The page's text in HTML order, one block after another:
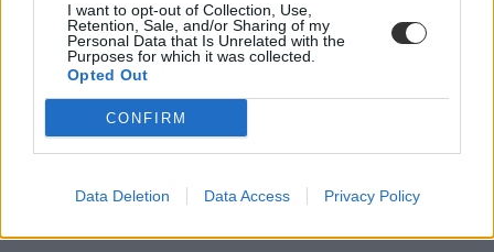
I want to opt-out of Collection, Use,
Retention, Sale, and/or Sharing of my
Personal Data that Is Unrelated with the
Purposes for which it was collected.
Opted Out
CONFIRM
Data Deletion Data Access Privacy Policy